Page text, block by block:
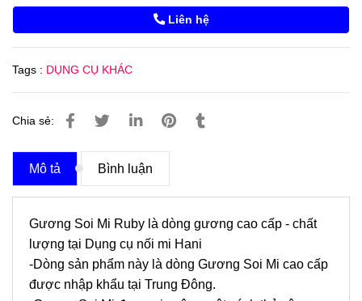
Liên hệ
Tags : DỤNG CỤ KHÁC
Chia sẻ:
Mô tả Bình luận
Gương Soi Mi Ruby là dòng gương cao cấp - chất
lượng tại Dụng cụ nối mi Hani
-Dòng sản phẩm này là dòng Gương Soi Mi cao cấp
được nhập khẩu tại Trung Đông.